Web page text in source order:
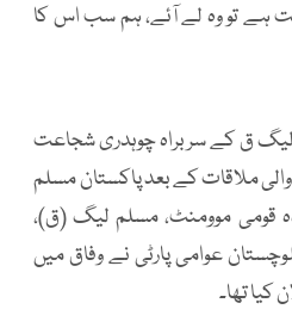
ہے تو وہ لے آئے، ہم سب اس کا
لیگ ق کے سربراہ چوہدری شجاعت
ملاقات کے بعد پاکستان مسلم
قومی موومنٹ، مسلم لیگ (ق)،
عوامی پارٹی نے وفاق میں
کیا تھا۔